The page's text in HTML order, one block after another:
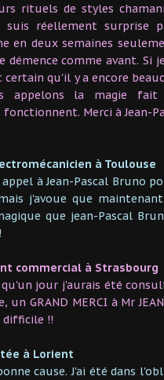
rituels de styles
suis réellement surprise
en deux semaines
démence comme avant. Si
qu'il y a encore
appelons la magie fait
Merci à Jean-
à Toulouse
à Jean-Pascal Bruno
j'avoue que
que jean-Pascal
commercial à Strasbourg
jour j'aurais été
GRAND MERCI à Mr
!!
à Lorient
cause. J'ai été dans